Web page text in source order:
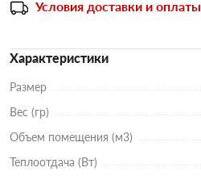
Условия доставки и оплаты
Характеристики
Размер
Вес (гр)
Объем помещения (м3)
Теплоотдача (Вт)